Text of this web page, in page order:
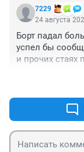
7229
24 августа
Борт падал
успел бы
и прочих стаях